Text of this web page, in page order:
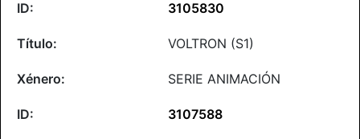
3105830
VOLTRON (S1)
SERIE ANIMACIÓN
3107588